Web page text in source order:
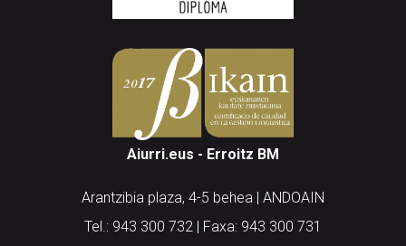
Aiurri.eus - Erroitz BM
Arantzibia plaza, 4-5 behea | ANDOAIN
Tel.: 943 300 732 | Faxa: 943 300 731